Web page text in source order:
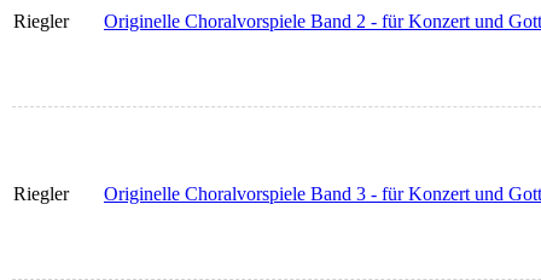
Riegler Originelle Choralvorspiele Band 2 - für Konzert und
Riegler Originelle Choralvorspiele Band 3 - für Konzert und